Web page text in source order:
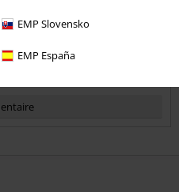
EMP Slovensko
EMP España
été utile ?